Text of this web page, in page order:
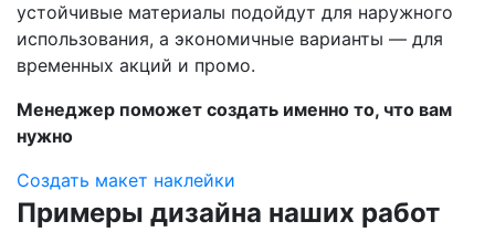
устойчивые материалы подойдут для наружного
использования, а экономичные варианты — для
временных акций и промо.
Менеджер поможет создать именно то, что вам
нужно
Создать макет наклейки
Примеры дизайна наших работ